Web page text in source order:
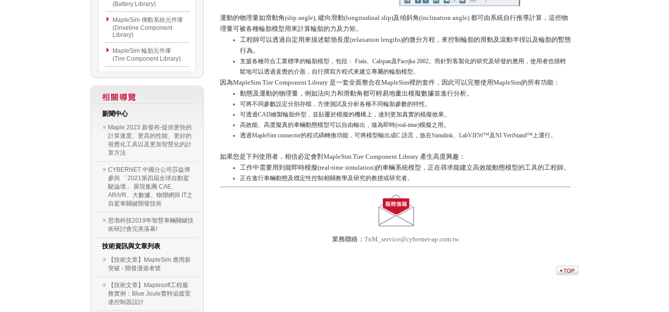
(Battery Library)
MapleSim 傳動系統元件庫
(Driveline Component
Library)
MapleSim 輪胎元件庫
(Tire Component Library)
新聞中心
Maple 2023 新發布-提供更快的
計算速度、更高的性能、更好的
視覺化工具以及更加智慧化的計
算方法
CYBERNET 中國分公司莎益博
參與 「2021第四屆全球自動駕
駛論壇」 展現集團 CAE、
AR/VR、大數據、物聯網與 IT之
自駕車關鍵開發技術
思渤科技2019年智慧車輛關鍵技
術研討會完美落幕!
技術資訊與文章列表
【技術文章】MapleSim 應用新
突破 - 開發漫遊者號
【技術文章】Maplesoft工程服
務實例：Blue Joule實時追蹤雷
達控制器設計
運動的物理量如滑動角(slip angle), 縱向滑動(longitudinal slip)及傾斜角(inclination angle) 都可由系統自行推導計算，這些物
理量可被各種輪胎模型用來計算輪胎的力及力矩。
工程師可以透過自定用來描述鬆弛長度(relaxation lengths)的微分方程，來控制輪胎的滑動及滾動半徑以及輪胎的暫態
行為。
支援各種符合工業標準的輪胎模型，包括： Fiala、Calspan及Pacejka 2002。而針對客製化的研究及研發的應用，使用者也很輕
鬆地可以透過直覺的介面，自行撰寫方程式來建立專屬的輪胎模型。
因為MapleSim Tire Component Library 是一套全面整合在MapleSim裡的套件，因此可以完整使用MapleSim的所有功能：
動態及運動的物理量，例如法向力和滑動角都可輕易地畫出模擬數據並進行分析。
可將不同參數設定分別存檔，方便測試及分析各種不同輪胎參數的特性。
可透過CAD繪製輪胎外型，並貼覆於模擬的機構上，達到更加真實的模擬效果。
高效能、高度擬真的車輛動態模型可以自由輸出，做為即時(real-time)模擬之用。
透過MapleSim connector的程式碼轉換功能，可將模型輸出成C 語言，放在Simulink、LabVIEW™及NI VeriStand™上運行。
如果您是下列使用者，相信必定會對MapleSim Tire Component Library 產生高度興趣：
工作中需要用到能即時模擬(real-time simulation)的車輛系統模型，正在尋求能建立高效能動態模型的工具的工程師。
正在進行車輛動態及穩定性控制相關教學及研究的教授或研究者。
業務聯絡： TnM_service@cybernet-ap.com.tw